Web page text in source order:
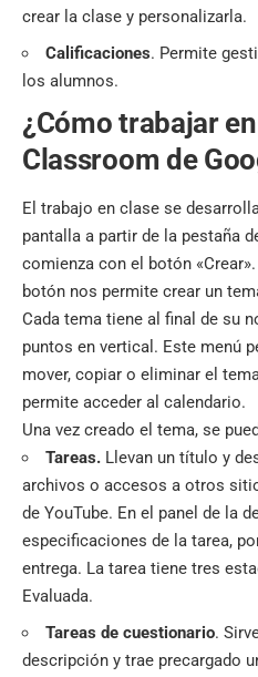
crear la clase y personalizarla.
Calificaciones. Permite
los alumnos.
¿Cómo trabajar
Classroom de
El trabajo en clase se
pantalla a partir de la pestaña
comienza con el botón
botón nos permite crear un
Cada tema tiene al final de su
puntos en vertical. Este menú
mover, copiar o eliminar el
permite acceder al calendario.
Una vez creado el tema, se
Tareas. Llevan un título y
archivos o accesos a otros
de YouTube. En el panel de la
especificaciones de la tarea,
entrega. La tarea tiene tres
Evaluada.
Tareas de cuestionario.
descripción y trae precargado